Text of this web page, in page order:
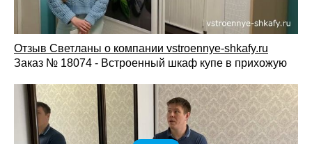
Отзыв Светланы о компании vstroennye-shkafy.ru
Заказ № 18074 - Встроенный шкаф купе в прихожую